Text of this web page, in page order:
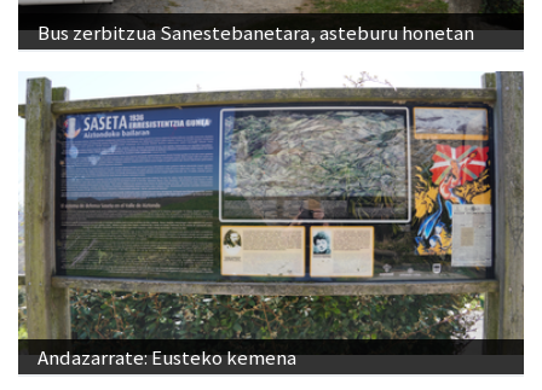
Bus zerbitzua Sanestebanetara, asteburu honetan
Andazarrate: Eusteko kemena